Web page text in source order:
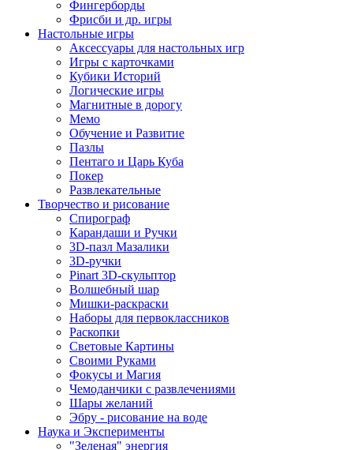
Фингерборды
Фрисби и др. игры
Настольные игры
Аксессуары для настольных игр
Игры с карточками
Кубики Историй
Логические игры
Магнитные в дорогу
Мемо
Обучение и Развитие
Пазлы
Пентаго и Царь Куба
Покер
Развлекательные
Творчество и рисование
Спирограф
Карандаши и Ручки
3D-пазл Мазалики
3D-ручки
Pinart 3D-скульптор
Волшебный шар
Мишки-раскраски
Наборы для первоклассников
Раскопки
Световые Картины
Своими Руками
Фокусы и Магия
Чемоданчики с развлечениями
Шары желаний
Эбру - рисование на воде
Наука и Эксперименты
"Зеленая" энергия